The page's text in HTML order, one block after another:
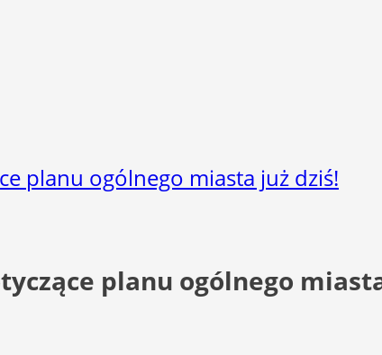
planu ogólnego miasta już dziś!
planu ogólnego